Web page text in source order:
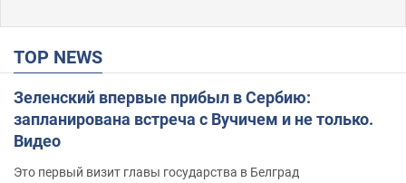
TOP NEWS
Зеленский впервые прибыл в Сербию:
запланирована встреча с Вучичем и не только.
Видео
Это первый визит главы государства в Белград